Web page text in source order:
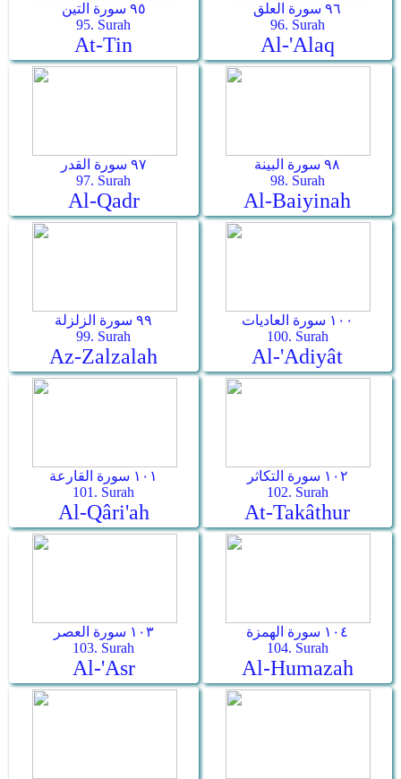
٩٥ سورة التين
95. Surah
At-Tin
٩٦ سورة العلق
96. Surah
Al-'Alaq
٩٧ سورة القدر
97. Surah
Al-Qadr
٩٨ سورة البينة
98. Surah
Al-Baiyinah
٩٩ سورة الزلزلة
99. Surah
Az-Zalzalah
١٠٠ سورة العاديات
100. Surah
Al-'Adiyât
١٠١ سورة القارعة
101. Surah
Al-Qâri'ah
١٠٢ سورة التكاثر
102. Surah
At-Takâthur
١٠٣ سورة العصر
103. Surah
Al-'Asr
١٠٤ سورة الهمزة
104. Surah
Al-Humazah